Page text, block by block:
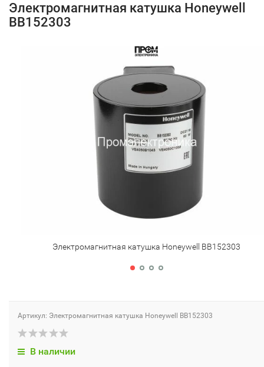
Электромагнитная катушка Honeywell
BB152303
Электромагнитная катушка Honeywell BB152303
Артикул: Электромагнитная катушка Honeywell BB152303
В наличии